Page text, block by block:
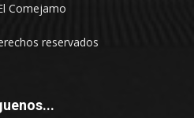
Comejamo
reservados